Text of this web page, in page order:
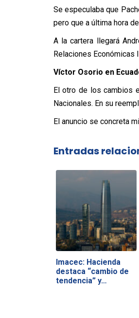
Se especulaba que
pero que a última hora
A la cartera llegará
Relaciones Económicas
Víctor Osorio en
El otro de los cambios
Nacionales. En su
El anuncio se concreta
Entradas
Imacec: Hacienda
destaca “cambio de
tendencia” y…